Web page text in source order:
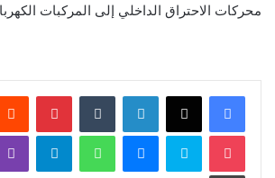
محركات الاحتراق الداخلي إلى المركبات
لينكدإن بينتيريست
سكايب واتساب